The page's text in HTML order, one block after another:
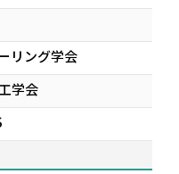
リング学会
学会